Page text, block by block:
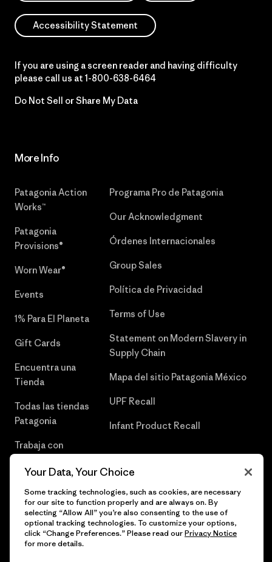
Accessibility Statement
If you are using a screen reader and having difficulty
please call us at 1-800-638-6464
Do Not Sell or Share My Data
More Info
Patagonia Action
Works™
Patagonia
Provisions®
Worn Wear®
Events
1% Para El Planeta
Gift Cards
Encuentra una
Tienda
Todas las tiendas
Patagonia
Trabaja con
Programa Pro de Patagonia
Our Acknowledgment
Órdenes Internacionales
Group Sales
Política de Privacidad
Terms of Use
Statement on Modern Slavery in
Supply Chain
Mapa del sitio Patagonia México
UPF Recall
Infant Product Recall
© 2026 Patagonia, Inc. Todos los derechos reservados.
Your Data, Your Choice
Some tracking technologies, such as cookies, are necessary
for our site to function properly and are always on. By
selecting “Allow All” you’re also consenting to the use of
optional tracking technologies. To customize your options,
click “Change Preferences.” Please read ourPrivacy Notice
for more details.